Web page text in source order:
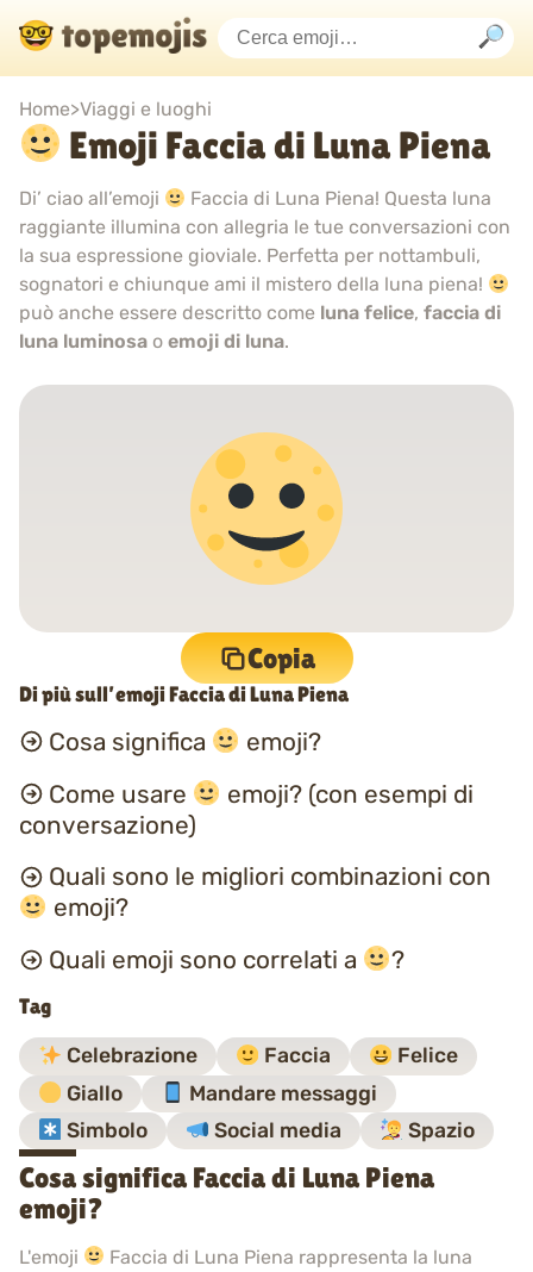
Home>Viaggi e luoghi
Emoji Faccia di Luna Piena
Di’ ciao all’emoji
Faccia di Luna Piena! Questa luna
raggiante illumina con allegria le tue conversazioni con
la sua espressione gioviale. Perfetta per nottambuli,
sognatori e chiunque ami il mistero della luna piena!
può anche essere descritto come luna felice, faccia di
luna luminosa o emoji di luna.
Copia
Di più sull’emoji Faccia di Luna Piena
Cosa significa
emoji?
Come usare
emoji? (con esempi di
conversazione)
Quali sono le migliori combinazioni con
emoji?
Quali emoji sono correlati a
?
Tag
Celebrazione Faccia
Felice
Giallo
Mandare messaggi
Simbolo
Social media Spazio
Cosa significa Faccia di Luna Piena
emoji?
L'emoji
Faccia di Luna Piena rappresenta la luna